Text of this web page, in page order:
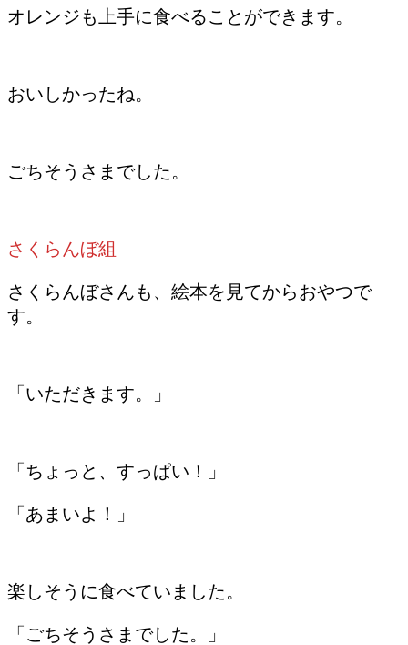
オレンジも上手に食べることができます。
おいしかったね。
ごちそうさまでした。
さくらんぼ組
さくらんぼさんも、絵本を見てからおやつで
す。
「いただきます。」
「ちょっと、すっぱい！」
「あまいよ！」
楽しそうに食べていました。
「ごちそうさまでした。」